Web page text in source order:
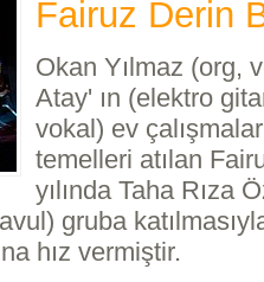
Fairuz Derin
Okan Yılmaz (org,
Atay' ın (elektro
vokal) ev
temelleri atılan
yılında Taha Rıza
gruba
hız vermiştir.